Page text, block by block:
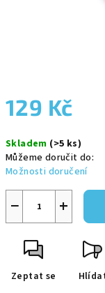
129 Kč
cena:
Skladem (>5 ks)
Můžeme doručit do:
Možnosti doručení
+
−
Zeptat se